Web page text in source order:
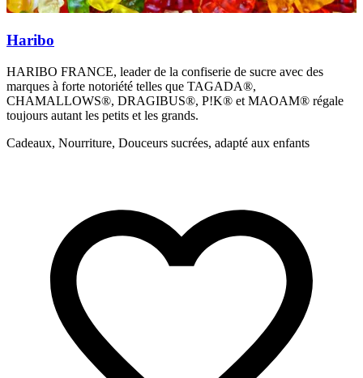
Haribo
HARIBO FRANCE, leader de la confiserie de sucre avec des
marques à forte notoriété telles que TAGADA®,
CHAMALLOWS®, DRAGIBUS®, P!K® et MAOAM® régale
toujours autant les petits et les grands.
Cadeaux, Nourriture, Douceurs sucrées, adapté aux enfants